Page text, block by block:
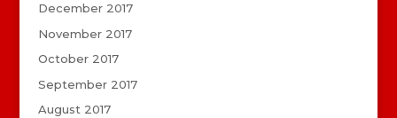
December 2017
November 2017
October 2017
September 2017
August 2017